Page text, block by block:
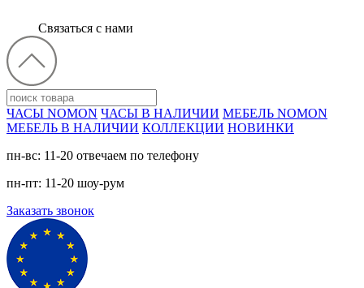
Связаться с нами
ЧАСЫ NOMON ЧАСЫ В НАЛИЧИИ МЕБЕЛЬ NOMON
МЕБЕЛЬ В НАЛИЧИИ КОЛЛЕКЦИИ НОВИНКИ
пн-вс: 11-20 отвечаем по телефону
пн-пт: 11-20 шоу-рум
Заказать звонок